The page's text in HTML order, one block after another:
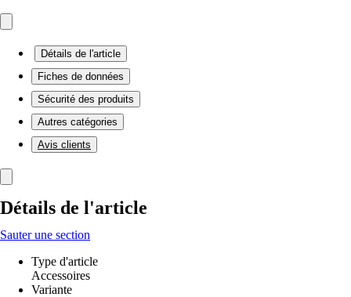
Détails de l'article
Fiches de données
Sécurité des produits
Autres catégories
Avis clients
Détails de l'article
Sauter une section
Type d'article
Accessoires
Variante